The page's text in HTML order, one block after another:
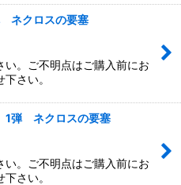
クロスの要塞
い。ご不明点はご購入前にお
さい。
弾 ネクロスの要塞
い。ご不明点はご購入前にお
さい。